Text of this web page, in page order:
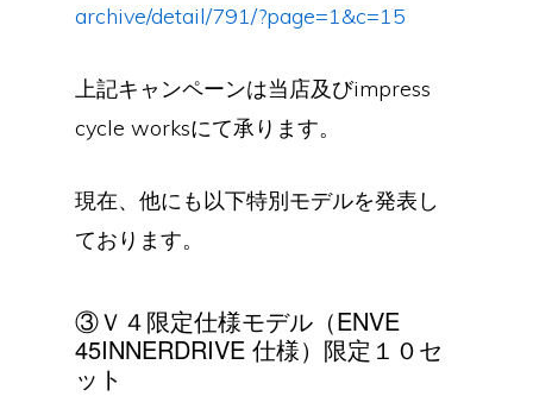
archive/detail/791/?page=1&c=15
上記キャンペーンは当店及びimpress
cycle worksにて承ります。
現在、他にも以下特別モデルを発表し
ております。
③Ｖ４限定仕様モデル（ENVE
45INNERDRIVE 仕様）限定１０セ
ット